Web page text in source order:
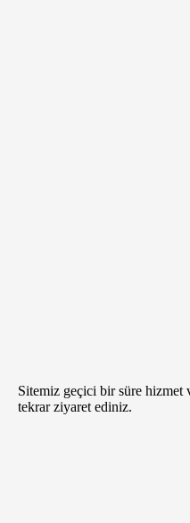
Sitemiz geçici bir süre hizmet
tekrar ziyaret ediniz.